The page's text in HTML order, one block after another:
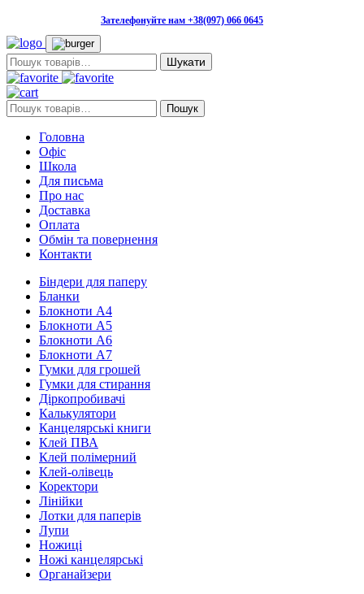
Зателефонуйте нам +38(097) 066 0645
Пошук:
Пошук: Пошук
Головна
Офіс
Школа
Для письма
Про нас
Доставка
Оплата
Обмін та повернення
Контакти
Біндери для паперу
Бланки
Блокноти А4
Блокноти А5
Блокноти А6
Блокноти А7
Гумки для грошей
Гумки для стирання
Діркопробивачі
Калькулятори
Канцелярські книги
Клей ПВА
Клей полімерний
Клей-олівець
Коректори
Лінійки
Лотки для паперів
Лупи
Ножиці
Ножі канцелярські
Органайзери